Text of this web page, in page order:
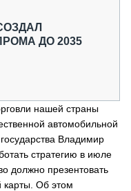
ДО 2035
нашей страны
автомобильной
Владимир
стратегию в июле
должно презентовать
Об этом